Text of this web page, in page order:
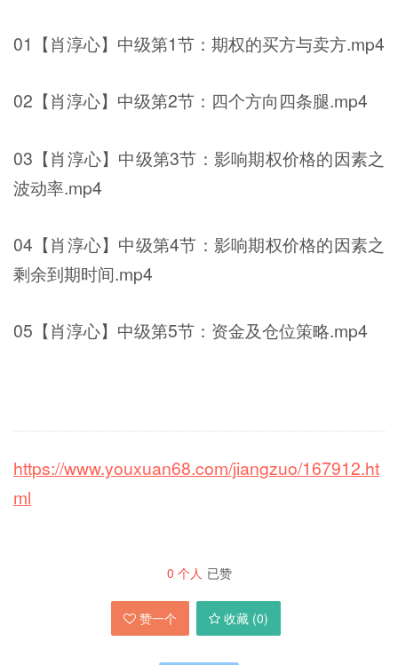
01【肖淳心】中级第1节：期权的买方与卖方.mp4
02【肖淳心】中级第2节：四个方向四条腿.mp4
03【肖淳心】中级第3节：影响期权价格的因素之
波动率.mp4
04【肖淳心】中级第4节：影响期权价格的因素之
剩余到期时间.mp4
05【肖淳心】中级第5节：资金及仓位策略.mp4
https://www.youxuan68.com/jiangzuo/167912.ht
ml
0 个人 已赞
赞一个 收藏 (0)